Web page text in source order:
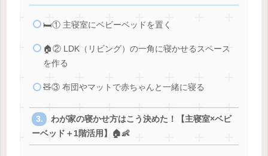
🛏️① 主寝室にベビーベッドを置く
🏠② LDK（リビング）の一角に寝かせるスペース
を作る
🧸③ 布団やマットで赤ちゃんと一緒に寝る
わが家の寝かせ方はこう決めた！【主寝室×ベビ
ーベッド＋1階活用】🏠👶